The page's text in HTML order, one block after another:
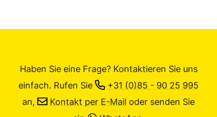
Haben Sie eine Frage? Kontaktieren Sie uns
einfach. Rufen Sie
+31 (0)85 - 90 25 995
an,
Kontakt per E-Mail oder senden Sie